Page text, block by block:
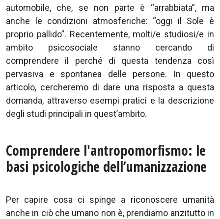
automobile, che, se non parte è “arrabbiata”, ma
anche le condizioni atmosferiche: “oggi il Sole è
proprio pallido”. Recentemente, molti/e studiosi/e in
ambito psicosociale stanno cercando di
comprendere il perché di questa tendenza così
pervasiva e spontanea delle persone. In questo
articolo, cercheremo di dare una risposta a questa
domanda, attraverso esempi pratici e la descrizione
degli studi principali in quest’ambito.
Comprendere l'antropomorfismo: le
basi psicologiche dell’umanizzazione
Per capire cosa ci spinge a riconoscere umanità
anche in ciò che umano non è, prendiamo anzitutto in